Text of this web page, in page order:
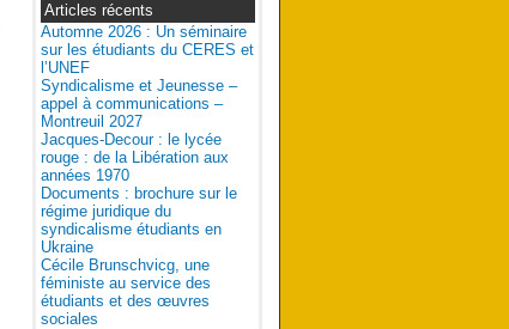
Articles récents
Automne 2026 : Un séminaire
sur les étudiants du CERES et
l’UNEF
Syndicalisme et Jeunesse –
appel à communications –
Montreuil 2027
Jacques-Decour : le lycée
rouge : de la Libération aux
années 1970
Documents : brochure sur le
régime juridique du
syndicalisme étudiants en
Ukraine
Cécile Brunschvicg, une
féministe au service des
étudiants et des œuvres
sociales